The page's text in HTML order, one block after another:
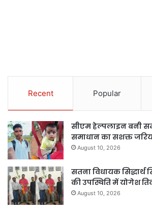
Recent Popular
सीएम हेल्पलाइन बनी
समाधान का सशक्त
August 10, 2026
सतना विधायक सिद्धार्थ
की उपस्थिति में योगेश
August 10, 2026